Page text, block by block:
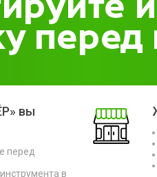
вы
перед
в